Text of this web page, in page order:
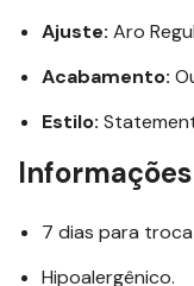
Ajuste: Aro
Acabamento:
Estilo:
7 dias para
Hipoalergênico.